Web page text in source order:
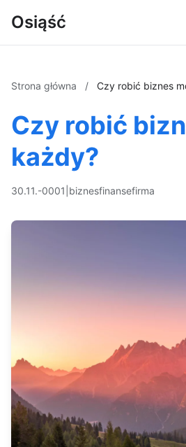
Osiąść
Strona główna / Czy robić biznes
Czy robić
każdy?
30.11.-0001 biznesfinansefirma